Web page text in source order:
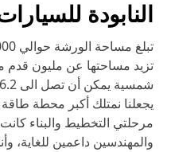
النابودة
تزيد مساحتها عن مليون قدم
يجعلنا نمتلك أكبر محطة
مرحلتي التخطيط والبناء
والمهندسين داعمين للغاية،